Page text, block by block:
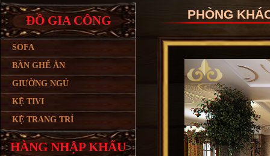
ĐỒ GIA CÔNG
SOFA
BÀN GHẾ ĂN
GIƯỜNG NGỦ
KỆ TIVI
KỆ TRANG TRÍ
HÀNG NHẬP KHẨU
PHÒNG